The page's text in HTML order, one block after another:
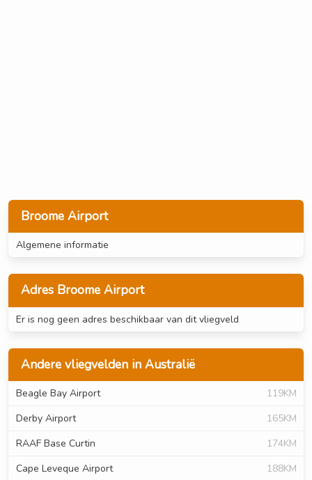
Broome Airport
Algemene informatie
Adres Broome Airport
Er is nog geen adres beschikbaar van dit vliegveld
Andere vliegvelden in Australië
Beagle Bay Airport
119KM
Derby Airport
165KM
RAAF Base Curtin
174KM
Cape Leveque Airport
188KM